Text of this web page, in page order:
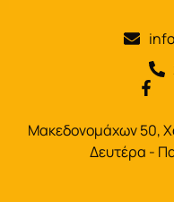
Μακεδονομάχων 50,
Δευτέρα -